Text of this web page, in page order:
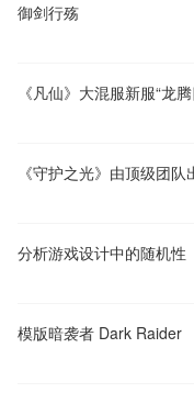
御剑行殇
《守护之光》由顶级团
分析游戏设计中的随机性
模版暗袭者 Dark Raider